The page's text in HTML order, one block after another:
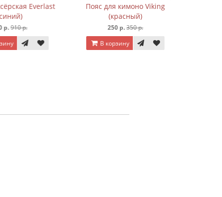
Everlast
910 р.
Пояс для кимоно Viking
(красный)
250 р.350 р.
В корзину